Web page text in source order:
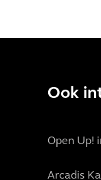
Ook
Open Up!
Arcadis